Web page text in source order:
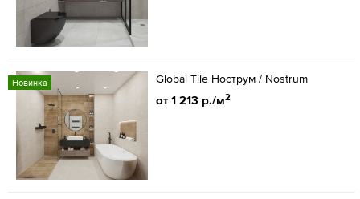
Новинка Global Tile Нострум / Nostrum
от 1 213 р./м2